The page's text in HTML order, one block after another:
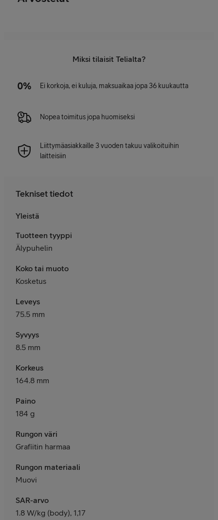
Miksi tilaisit Telialta?
Ei korkoja, ei kuluja, maksuaikaa jopa 36 kuukautta
Nopea toimitus jopa huomiseksi
Liittymäasiakkaille 3 vuoden takuu valikoituihin
laitteisiin
Tekniset tiedot
Yleistä
Tuotteen tyyppi
Älypuhelin
Koko tai muoto
Kosketus
Leveys
75.5 mm
Syvyys
8.5 mm
Korkeus
164.8 mm
Paino
184 g
Rungon väri
Grafiitin harmaa
Rungon materiaali
Muovi
SAR-arvo
1.8 W/kg (body), 1,17